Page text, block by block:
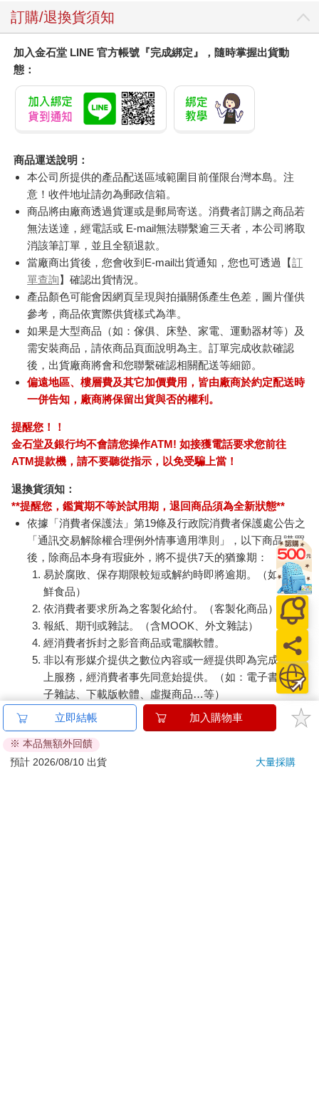
訂購/退換貨須知
加入金石堂 LINE 官方帳號『完成綁定』，隨時掌握出貨動
態：
商品運送說明：
本公司所提供的產品配送區域範圍目前僅限台灣本島。注
意！收件地址請勿為郵政信箱。
商品將由廠商透過貨運或是郵局寄送。消費者訂購之商品若
無法送達，經電話或 E-mail無法聯繫逾三天者，本公司將取
消該筆訂單，並且全額退款。
當廠商出貨後，您會收到E-mail出貨通知，您也可透過【訂
單查詢】確認出貨情況。
產品顏色可能會因網頁呈現與拍攝關係產生色差，圖片僅供
參考，商品依實際供貨樣式為準。
如果是大型商品（如：傢俱、床墊、家電、運動器材等）及
需安裝商品，請依商品頁面說明為主。訂單完成收款確認
後，出貨廠商將會和您聯繫確認相關配送等細節。
偏遠地區、樓層費及其它加價費用，皆由廠商於約定配送時
一併告知，廠商將保留出貨與否的權利。
提醒您！！
金石堂及銀行均不會請您操作ATM! 如接獲電話要求您前往
ATM提款機，請不要聽從指示，以免受騙上當！
退換貨須知：
**提醒您，鑑賞期不等於試用期，退回商品須為全新狀態**
依據「消費者保護法」第19條及行政院消費者保護處公告之
「通訊交易解除權合理例外情事適用準則」，以下商品購買
後，除商品本身有瑕疵外，將不提供7天的猶豫期：
易於腐敗、保存期限較短或解約時即將逾期。（如：生
鮮食品）
依消費者要求所為之客製化給付。（客製化商品）
報紙、期刊或雜誌。（含MOOK、外文雜誌）
經消費者拆封之影音商品或電腦軟體。
非以有形媒介提供之數位內容或一經提供即為完成之線
上服務，經消費者事先同意始提供。（如：電子書、電
子雜誌、下載版軟體、虛擬商品…等）
已拆封之個人衛生用品。（如：內衣褲、刮鬍刀、除毛
刀…等）
若非上列種類商品，均享有到貨7天的猶豫期（含例假
日）。
立即結帳 加入購物車
※ 本品無額外回饋
預計 2026/08/10 出貨
大量採購